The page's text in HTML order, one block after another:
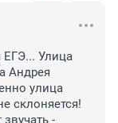
ЕГЭ... Улица
Андрея
улица
склоняется!
-